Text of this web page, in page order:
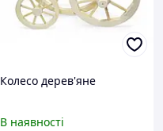
Колесо дерев'яне
В наявності